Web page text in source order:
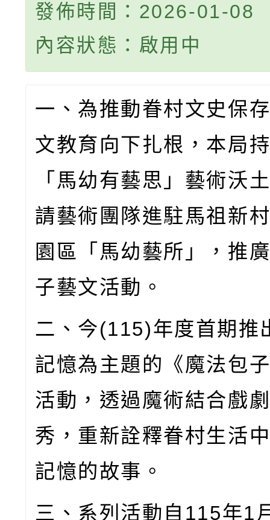
發佈時間：2026-01-08
內容狀態：啟用中
一、為推動眷村文史保
文教育向下扎根，本局
「馬幼有藝思」藝術沃
請藝術團隊進駐馬祖新
園區「馬幼藝所」，推
子藝文活動。
二、今(115)年度首期推
記憶為主題的《魔法包
活動，透過魔術結合戲
秀，重新詮釋眷村生活
記憶的故事。
三、系列活動自 115年1